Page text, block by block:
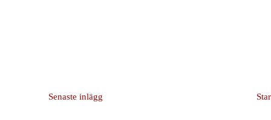
Senaste inlägg